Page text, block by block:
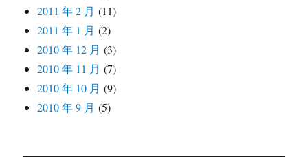
2011 年 2 月 (11)
2011 年 1 月 (2)
2010 年 12 月 (3)
2010 年 11 月 (7)
2010 年 10 月 (9)
2010 年 9 月 (5)